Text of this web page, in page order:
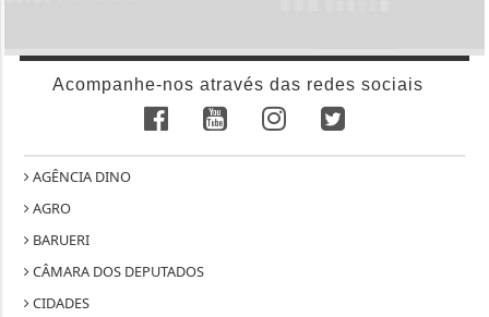
Acompanhe-nos através das redes sociais
AGÊNCIA DINO
AGRO
BARUERI
CÂMARA DOS DEPUTADOS
CIDADES